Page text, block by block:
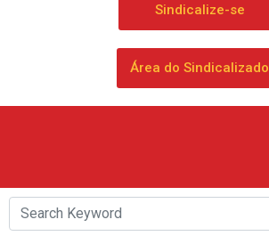
Sindicalize-se
Área do Sindicalizado